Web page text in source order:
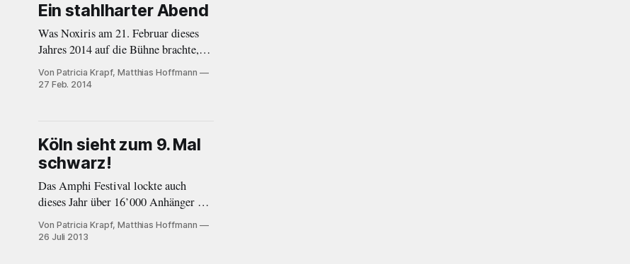
Ein stahlharter Abend
Was Noxiris am 21. Februar dieses
Jahres 2014 auf die Bühne brachte,
darf durchaus als brachial,
gesellschaftskritisch und voller
bleibenden Eindruck.
Von Patricia Krapf, Matthias Hoffmann
27 Feb. 2014
Köln sieht zum 9. Mal
schwarz!
Das Amphi Festival lockte auch
dieses Jahr über 16’000 Anhänger der
dunklen Szene aus allen Ländern in
die Stadt, in der es verboten ist, ohne
Von Patricia Krapf, Matthias Hoffmann
26 Juli 2013